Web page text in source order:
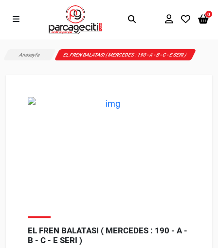
0
Anasayfa EL FREN BALATASI ( MERCEDES : 190 - A - B - C - E SERI )
EL FREN BALATASI ( MERCEDES : 190 - A -
B - C - E SERI )